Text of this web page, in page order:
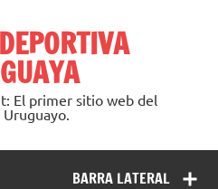
El primer sitio web del
BARRA LATERAL